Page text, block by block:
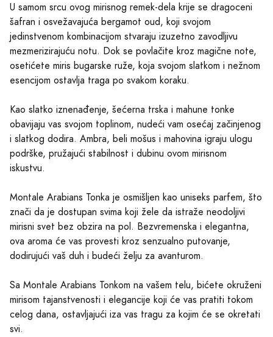
U samom srcu ovog mirisnog remek-dela krije se dragoceni
šafran i osvežavajuća bergamot oud, koji svojom
jedinstvenom kombinacijom stvaraju izuzetno zavodljivu
mezmerizirajuću notu. Dok se povlačite kroz magične note,
osetićete miris bugarske ruže, koja svojom slatkom i nežnom
esencijom ostavlja traga po svakom koraku.
Kao slatko iznenađenje, šećerna trska i mahune tonke
obavijaju vas svojom toplinom, nudeći vam osećaj začinjenog
i slatkog dodira. Ambra, beli mošus i mahovina igraju ulogu
podrške, pružajući stabilnost i dubinu ovom mirisnom
iskustvu.
Montale Arabians Tonka je osmišljen kao uniseks parfem, što
znači da je dostupan svima koji žele da istraže neodoljivi
mirisni svet bez obzira na pol. Bezvremenska i elegantna,
ova aroma će vas provesti kroz senzualno putovanje,
dodirujući vaš duh i budeći želju za avanturom.
Sa Montale Arabians Tonkom na vašem telu, bićete okruženi
mirisom tajanstvenosti i elegancije koji će vas pratiti tokom
celog dana, ostavljajući iza vas tragu za kojim će se okretati
svi.